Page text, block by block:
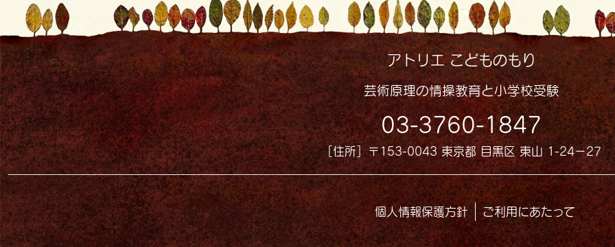
アトリエ こどものもり
芸術原理の情操教育と小学校受験
03-3760-1847
［住所］〒153-0043 東京都 目黒区 東山 1-24−27
個人情報保護方針 ご利用にあたって